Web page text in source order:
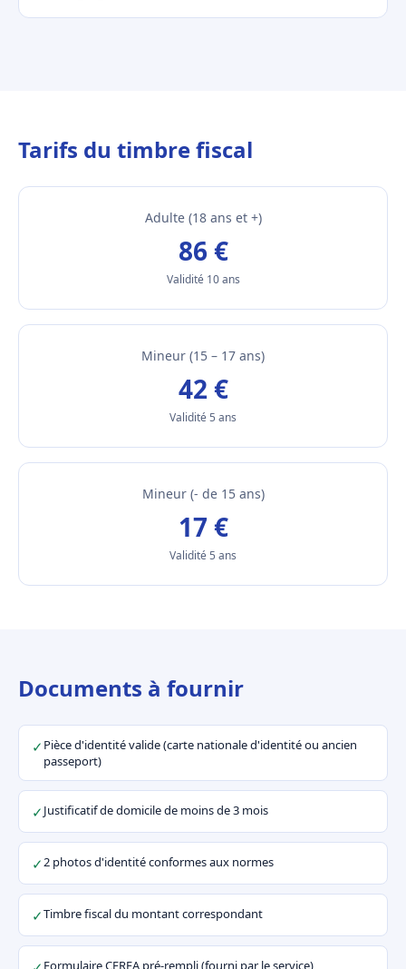
Tarifs du timbre fiscal
Adulte (18 ans et +)
86 €
Validité 10 ans
Mineur (15 – 17 ans)
42 €
Validité 5 ans
Mineur (- de 15 ans)
17 €
Validité 5 ans
Documents à fournir
✓ Pièce d'identité valide (carte nationale d'identité ou ancien
passeport)
✓Justificatif de domicile de moins de 3 mois
✓2 photos d'identité conformes aux normes
✓Timbre fiscal du montant correspondant
Formulaire CERFA pré-rempli (fourni par le service)